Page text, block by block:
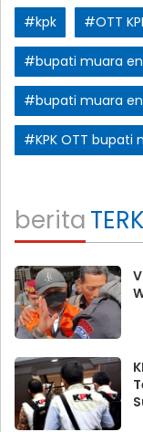
#kpk #OTT
#bupati muara
#bupati muara
#KPK OTT bupati
berita